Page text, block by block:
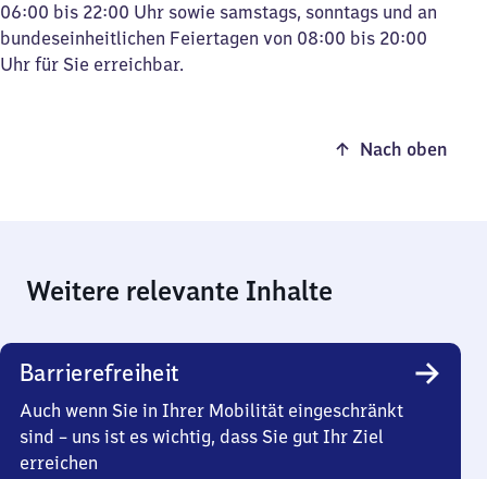
06:00 bis 22:00 Uhr sowie samstags, sonntags und an
bundeseinheitlichen Feiertagen von 08:00 bis 20:00
Uhr für Sie erreichbar.
Nach oben
Weitere relevante Inhalte
Barrierefreiheit
Auch wenn Sie in Ihrer Mobilität eingeschränkt
sind – uns ist es wichtig, dass Sie gut Ihr Ziel
erreichen